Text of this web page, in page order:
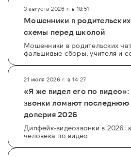
расширенные платные
владельца ника, провести
черезавтоматический поиск
привязанную почту— наш
предоставляет все
для безопасности вашего
интернете.
3 августа 2026 г. в 18:51
Мошенники в
схемы перед школой
Мошенники в родительских
фальшивые сборы, учителя и
21 июля 2026 г. в 14:27
«Я же видел его по
звонки ломают последнюю
доверия 2026
Дипфейк-видеозвонки в 2026:
человека по видео